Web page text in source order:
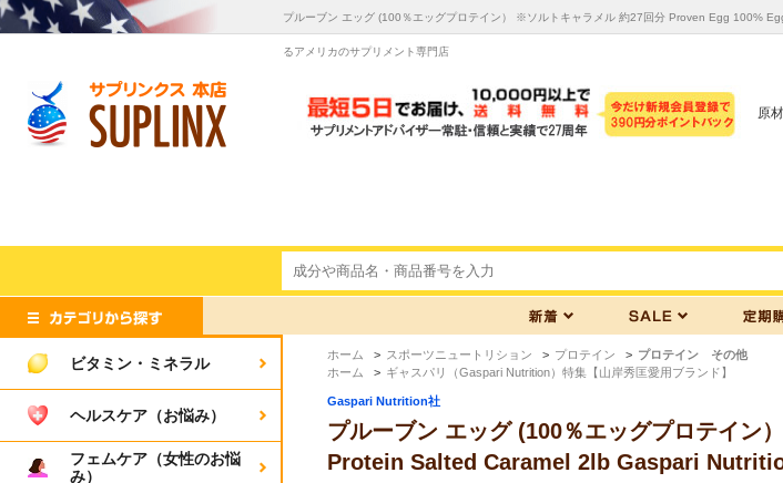
プルーブン エッグ (100％エッグプロテイン） ※ソルトキャラメル 約27回分 Proven Egg 100%
るアメリカのサプリメント専門店
原
ホーム > スポーツニュートリション > プロテイン > プロテイン その他
ホーム
> ギャスパリ（Gaspari Nutrition）特集【山岸秀匡愛用ブランド】
Gaspari Nutrition社
プルーブン エッグ (100％エッグプロテイ
Protein Salted Caramel 2lb Gaspari
ビタミン・ミネラル
ヘルスケア（お悩み）
フェムケア（女性のお悩
み）